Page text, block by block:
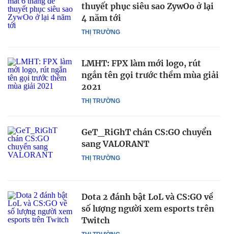
THỊ TRƯỜNG
thuyết phục siêu sao ZywOo ở lại
4 năm tới
THỊ TRƯỜNG
LMHT: FPX làm mới logo, rút
ngắn tên gọi trước thềm mùa giải
2021
THỊ TRƯỜNG
GeT_RiGhT chán CS:GO chuyển
sang VALORANT
Dota 2 đánh bật LoL và CS:GO về
số lượng người xem esports trên
Twitch